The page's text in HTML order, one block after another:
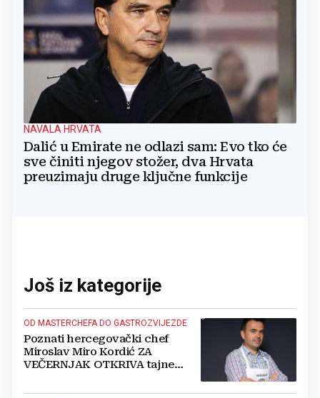
NAVALA HRVATA
Dalić u Emirate ne odlazi sam: Evo tko će
sve činiti njegov stožer, dva Hrvata
preuzimaju druge ključne funkcije
Još iz kategorije
OD MASTERCHEFA DO GASTROZVIJEZDE
Poznati hercegovački chef
Miroslav Miro Kordić ZA
VEČERNJAK OTKRIVA tajne
kulinarstva, nepoznate detalje iz
djetinjstva, životne ciljeve...